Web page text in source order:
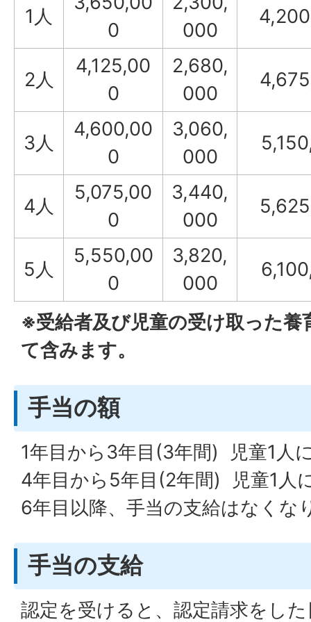
1人
0
000
2人
4,125,00
0
2,680,
000
3人
4,600,00
0
3,060,
000
4人
5,075,00
0
3,440,
000
5人
5,550,00
0
3,820,
000
※受給者及び児童の受け取った
て含みます。
手当の額
1年目から3年目(3年間) 児童1人
4年目から5年目(2年間) 児童1人
6年目以降、手当の支給はなくな
手当の支給
認定を受けると、認定請求をし